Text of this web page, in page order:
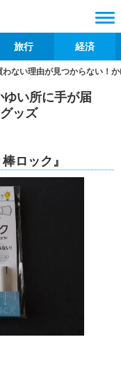
旅行 経済
わない理由が見つからない！
い所に手が届
ッズ
ロック』